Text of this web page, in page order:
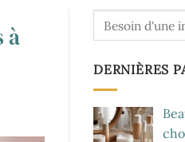
à
DERNIÈRES